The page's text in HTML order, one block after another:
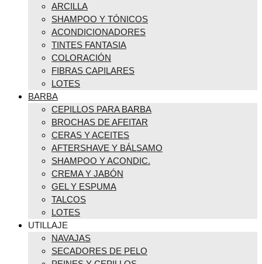
ARCILLA
SHAMPOO Y TÓNICOS
ACONDICIONADORES
TINTES FANTASIA
COLORACIÓN
FIBRAS CAPILARES
LOTES
BARBA
CEPILLOS PARA BARBA
BROCHAS DE AFEITAR
CERAS Y ACEITES
AFTERSHAVE Y BÁLSAMO
SHAMPOO Y ACONDIC.
CREMA Y JABÓN
GEL Y ESPUMA
TALCOS
LOTES
UTILLAJE
NAVAJAS
SECADORES DE PELO